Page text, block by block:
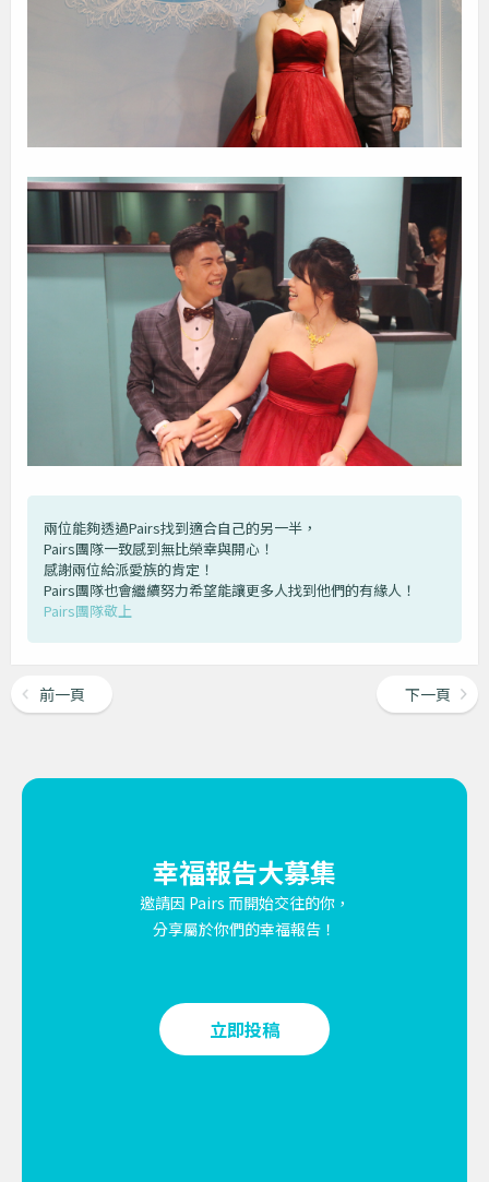
兩位能夠透過Pairs找到適合自己的另一半，
Pairs團隊一致感到無比榮幸與開心！
感謝兩位給派愛族的肯定！
Pairs團隊也會繼續努力希望能讓更多人找到他們的有緣人！
Pairs團隊敬上
前一頁 下一頁
幸福報告大募集
邀請因 Pairs 而開始交往的你，
分享屬於你們的幸福報告！
立即投稿